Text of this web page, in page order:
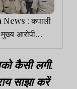
: कपाली
आरोपी
नवाज पर
हमला
कैसी लगी.
साझा करें